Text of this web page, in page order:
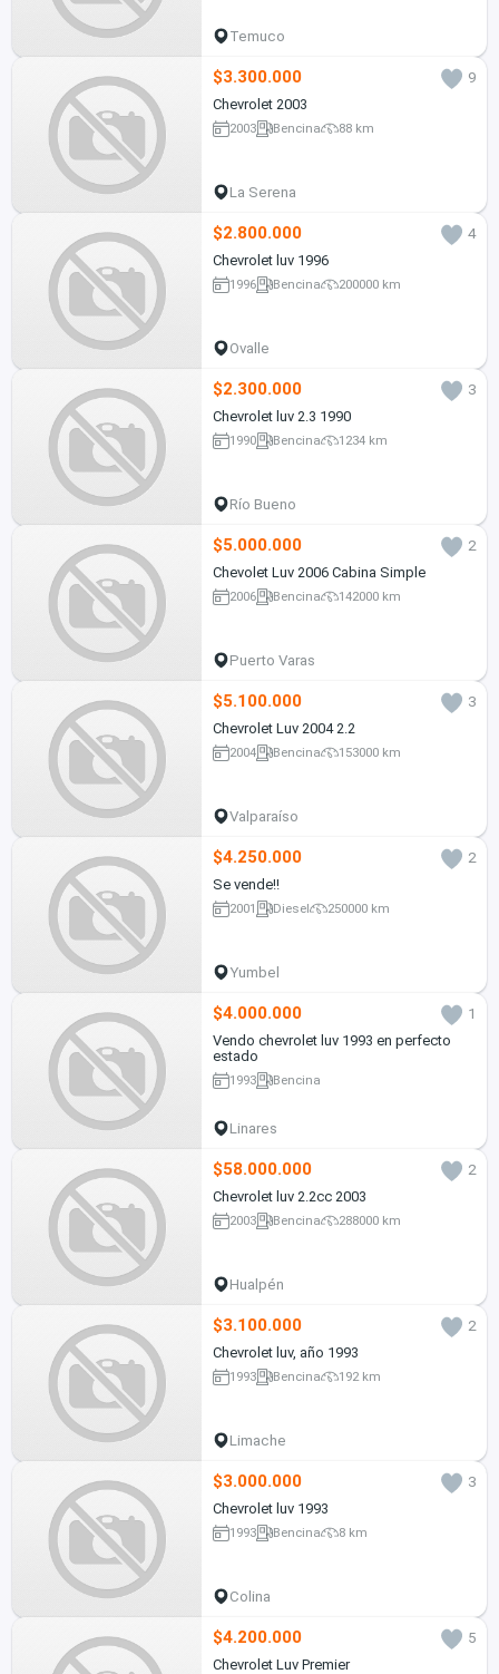
Temuco
$3.300.000
9
Chevrolet 2003
2003 Bencina 88 km
La Serena
$2.800.000
4
Chevrolet luv 1996
1996 Bencina 200000 km
Ovalle
$2.300.000
3
Chevrolet luv 2.3 1990
1990 Bencina 1234 km
Río Bueno
$5.000.000
2
Chevolet Luv 2006 Cabina Simple
2006 Bencina 142000 km
Puerto Varas
$5.100.000
3
Chevrolet Luv 2004 2.2
2004 Bencina 153000 km
Valparaíso
$4.250.000
2
Se vende!!
2001 Diesel 250000 km
Yumbel
$4.000.000
1
Vendo chevrolet luv 1993 en perfecto
estado
1993 Bencina
Linares
$58.000.000
2
Chevrolet luv 2.2cc 2003
2003 Bencina 288000 km
Hualpén
$3.100.000
2
Chevrolet luv, año 1993
1993 Bencina 192 km
Limache
$3.000.000
3
Chevrolet luv 1993
1993 Bencina 8 km
Colina
$4.200.000
5
Chevrolet Luv Premier